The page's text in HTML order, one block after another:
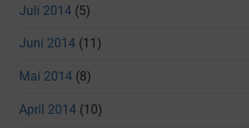
Juli 2014 (5)
Juni 2014 (11)
Mai 2014 (8)
April 2014 (10)